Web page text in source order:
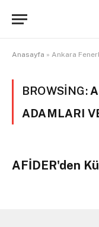
Anasayfa » Ankara
BROWSING:
ADAMLARI
AFİDER'den